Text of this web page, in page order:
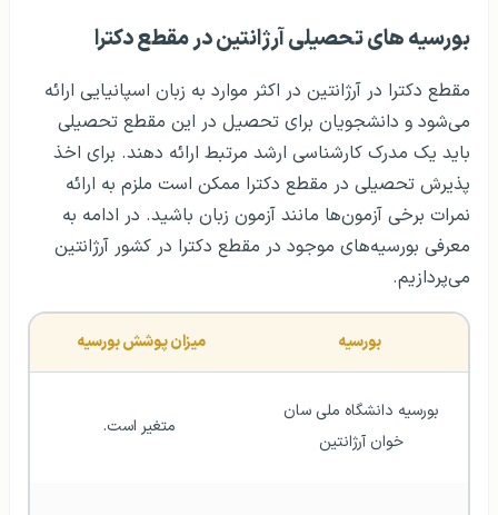
بورسیه‌ های تحصیلی آرژانتین در مقطع دکترا
مقطع دکترا در آرژانتین در اکثر موارد به زبان اسپانیایی ارائه
می‌شود و دانشجویان برای تحصیل در این مقطع تحصیلی
باید یک مدرک کارشناسی ارشد مرتبط ارائه دهند. برای اخذ
پذیرش تحصیلی در مقطع دکترا ممکن است ملزم به ارائه
نمرات برخی آزمون‌ها مانند آزمون زبان باشید. در ادامه به
معرفی بورسیه‌های موجود در مقطع دکترا در کشور آرژانتین
می‌پردازیم.
بورسیه میزان پوشش بورسیه
خوان آرژانتین
متغیر است.